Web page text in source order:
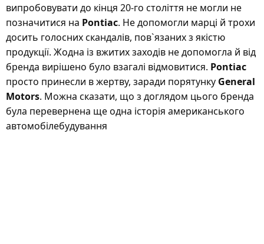
випробовувати до кінця 20-го століття не могли не
позначитися на Pontiac. Не допомогли марці й трохи
досить голосних скандалів, пов`язаних з якістю
продукції. Жодна із вжитих заходів не допомогла й від
бренда вирішено було взагалі відмовитися. Pontiac
просто принесли в жертву, заради порятунку General
Motors. Можна сказати, що з доглядом цього бренда
була перевернена ще одна історія американського
автомобілебудування